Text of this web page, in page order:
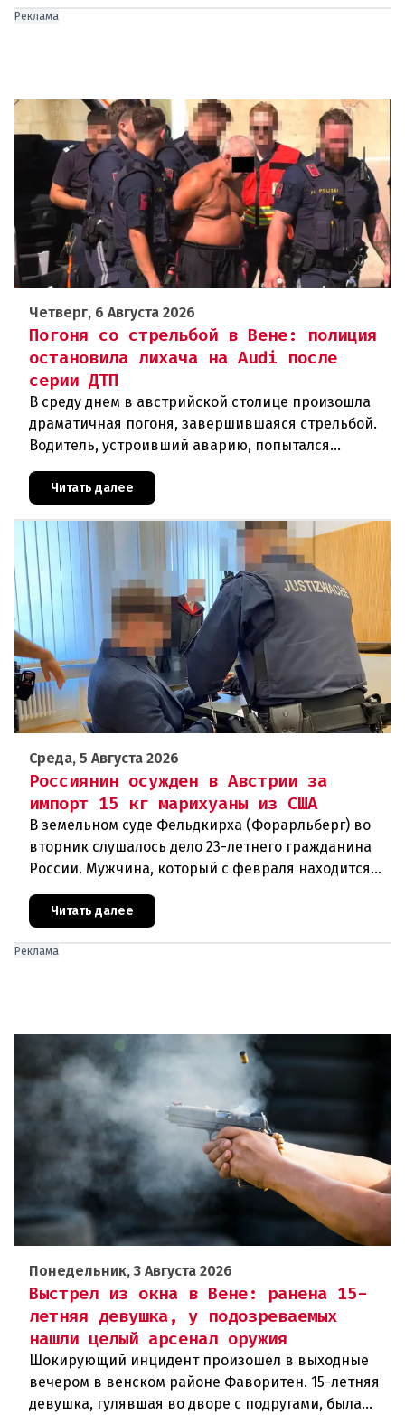
Реклама
Четверг, 6 Августа 2026
Погоня со стрельбой в Вене: полиция
остановила лихача на Audi после
серии ДТП
В среду днем в австрийской столице произошла
драматичная погоня, завершившаяся стрельбой.
Водитель, устроивший аварию, попытался
скрыться от полиции, спровоцировав несколько
новых столкновений.Что слу
Читать далее
Среда, 5 Августа 2026
Россиянин осужден в Австрии за
импорт 15 кг марихуаны из США
В земельном суде Фельдкирха (Форарльберг) во
вторник слушалось дело 23-летнего гражданина
России. Мужчина, который с февраля находится
под стражей, обвинялся в том, что на протяжении
полугода организо
Читать далее
Реклама
Понедельник, 3 Августа 2026
Выстрел из окна в Вене: ранена 15-
летняя девушка, у подозреваемых
нашли целый арсенал оружия
Шокирующий инцидент произошел в выходные
вечером в венском районе Фаворитен. 15-летняя
девушка, гулявшая во дворе с подругами, была